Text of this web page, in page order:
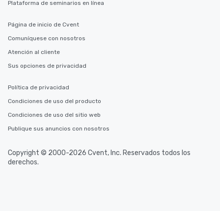
Plataforma de seminarios en línea
Página de inicio de Cvent
Comuníquese con nosotros
Atención al cliente
Sus opciones de privacidad
Política de privacidad
Condiciones de uso del producto
Condiciones de uso del sitio web
Publique sus anuncios con nosotros
Copyright © 2000-2026 Cvent, Inc. Reservados todos los
derechos.